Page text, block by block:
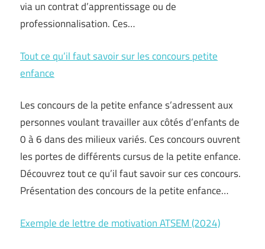
via un contrat d’apprentissage ou de
professionnalisation. Ces…
Tout ce qu’il faut savoir sur les concours petite
enfance
Les concours de la petite enfance s’adressent aux
personnes voulant travailler aux côtés d’enfants de
0 à 6 dans des milieux variés. Ces concours ouvrent
les portes de différents cursus de la petite enfance.
Découvrez tout ce qu’il faut savoir sur ces concours.
Présentation des concours de la petite enfance…
Exemple de lettre de motivation ATSEM (2024)